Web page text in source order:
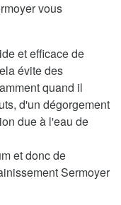
vous
et efficace de
évite des
quand il
d'un dégorgement
due à l'eau de
et donc de
Sermoyer